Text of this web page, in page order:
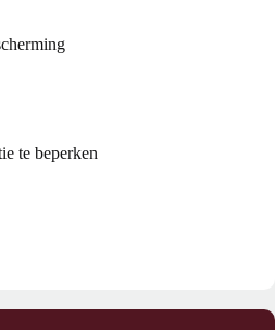
te beperken